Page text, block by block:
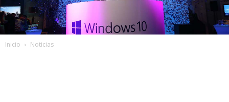
Inicio Noticias